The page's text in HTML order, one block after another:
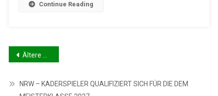
Continue Reading
Beitragsnavigation
Ältere Beiträge
NRW – KADERSPIELER QUALIFIZIERT SICH FÜR DIE DEM